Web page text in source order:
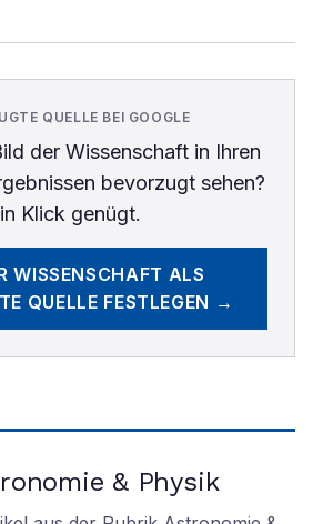
QUELLE BEI GOOGLE
der Wissenschaftin Ihren
bevorzugt sehen?
Klick genügt.
WISSENSCHAFT ALS
QUELLE FESTLEGEN →
& Physik